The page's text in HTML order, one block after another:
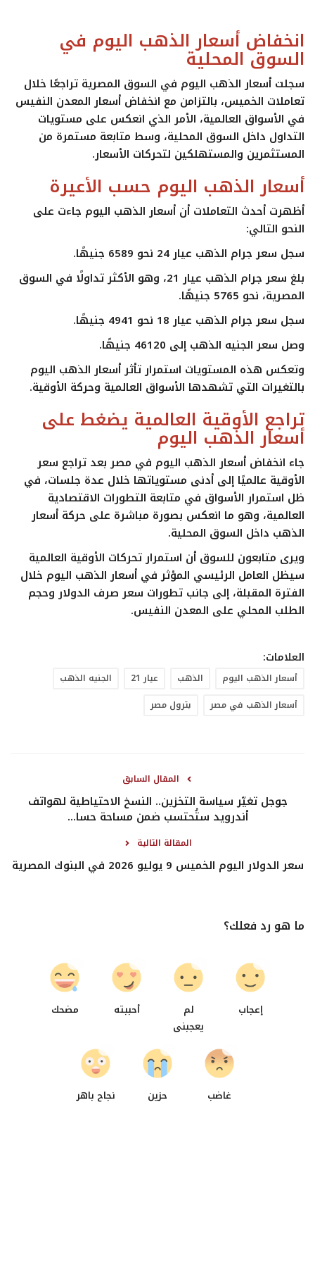
انخفاض أسعار الذهب اليوم في
السوق المحلية
سجلت أسعار الذهب اليوم في السوق المصرية تراجعًا خلال
تعاملات الخميس، بالتزامن مع انخفاض أسعار المعدن النفيس
في الأسواق العالمية، الأمر الذي انعكس على مستويات
التداول داخل السوق المحلية، وسط متابعة مستمرة من
المستثمرين والمستهلكين لتحركات الأسعار.
أسعار الذهب اليوم حسب الأعيرة
أظهرت أحدث التعاملات أن أسعار الذهب اليوم جاءت على
النحو التالي:
سجل سعر جرام الذهب عيار 24 نحو 6589 جنيهًا.
بلغ سعر جرام الذهب عيار 21، وهو الأكثر تداولًا في السوق
المصرية، نحو 5765 جنيهًا.
سجل سعر جرام الذهب عيار 18 نحو 4941 جنيهًا.
وصل سعر الجنيه الذهب إلى 46120 جنيهًا.
وتعكس هذه المستويات استمرار تأثر أسعار الذهب اليوم
بالتغيرات التي تشهدها الأسواق العالمية وحركة الأوقية.
تراجع الأوقية العالمية يضغط على
أسعار الذهب اليوم
جاء انخفاض أسعار الذهب اليوم في مصر بعد تراجع سعر
الأوقية عالميًا إلى أدنى مستوياتها خلال عدة جلسات، في
ظل استمرار الأسواق في متابعة التطورات الاقتصادية
العالمية، وهو ما انعكس بصورة مباشرة على حركة أسعار
الذهب داخل السوق المحلية.
ويرى متابعون للسوق أن استمرار تحركات الأوقية العالمية
سيظل العامل الرئيسي المؤثر في أسعار الذهب اليوم خلال
الفترة المقبلة، إلى جانب تطورات سعر صرف الدولار وحجم
الطلب المحلي على المعدن النفيس.
العلامات:
أسعار الذهب اليوم الذهب عيار 21
الجنيه الذهب
أسعار الذهب في مصر
بترول مصر
المقال السابق
جوجل تغيّر سياسة التخزين.. النسخ الاحتياطية لهواتف
أندرويد ستُحتسب ضمن مساحة حسا...
المقالة التالية
سعر الدولار اليوم الخميس 9 يوليو 2026 في البنوك المصرية
ما هو رد فعلك؟
إعجاب
لم
يعجبنى
أحببته مضحك
غاضب حزين نجاح باهر